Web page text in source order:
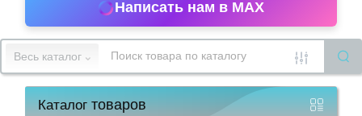
53-
15
Написать нам в MAX
Весь каталог
Каталогтоваров